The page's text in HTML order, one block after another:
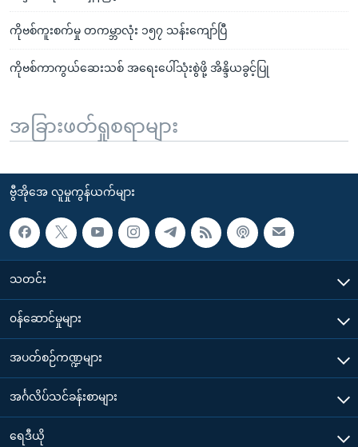
ကိုဗစ်ကူးစက်မှု တကမ္ဘာလုံး ၁၅၇ သန်းကျော်ပြီ
ကိုဗစ်ကာကွယ်ဆေးသစ် အရေးပေါ်သုံးစွဲဖို့ အိန္ဒိယခွင့်ပြု
အခြားဖတ်ရှုစရာများ
ဗွီအိုအေ လူမှုကွန်ယက်များ
သတင်း
၀န်ဆောင်မှုများ
အပတ်စဉ်ကဏ္ဍများ
အင်္ဂလိပ်သင်ခန်းစာများ
ရေဒီယို